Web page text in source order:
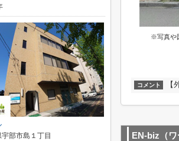
※写真や
コメント 【
EN-biz（
宇部市島１丁目